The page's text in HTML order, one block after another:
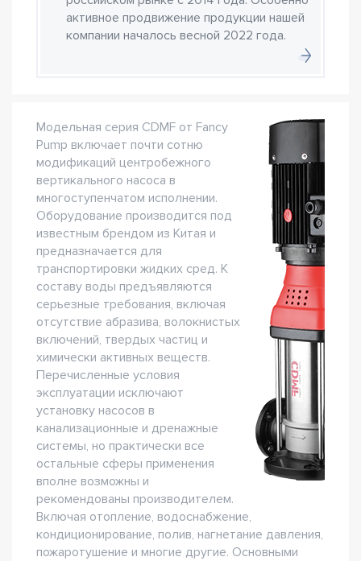
активное продвижение продукции нашей
компании началось весной 2022 года.
Модельная серия CDMF от Fancy
Pump включает почти сотню
модификаций центробежного
вертикального насоса в
многоступенчатом исполнении.
Оборудование производится под
известным брендом из Китая и
предназначается для
транспортировки жидких сред. К
составу воды предъявляются
серьезные требования, включая
отсутствие абразива, волокнистых
включений, твердых частиц и
химически активных веществ.
Перечисленные условия
эксплуатации исключают
установку насосов в
канализационные и дренажные
системы, но практически все
остальные сферы применения
вполне возможны и
рекомендованы производителем.
Включая отопление, водоснабжение,
кондиционирование, полив, нагнетание давления,
пожаротушение и многие другие. Основными